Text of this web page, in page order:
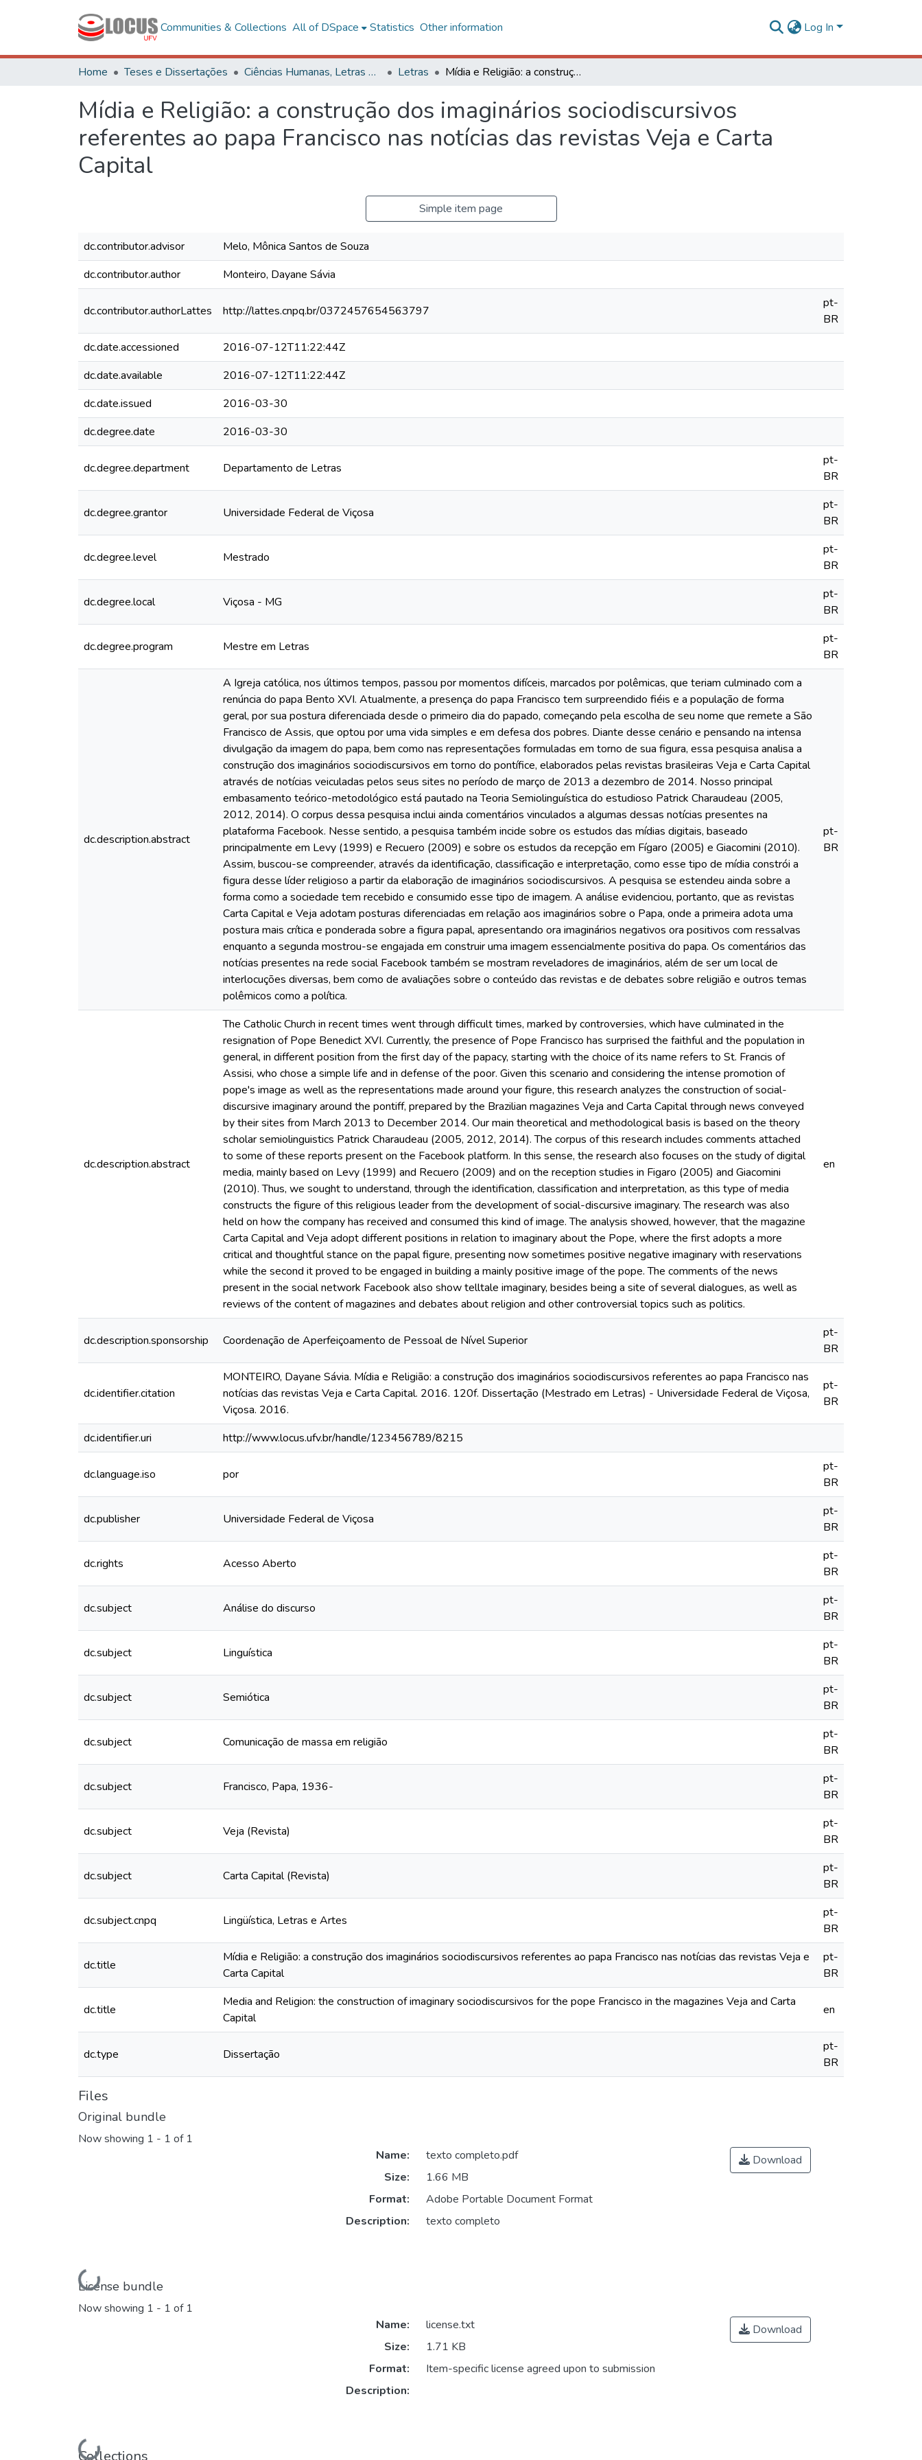
Communities & Collections All of DSpace Statistics Other information Log In
Home Teses e Dissertações Ciências Humanas, Letras e Artes Letras Mídia e Religião: a construção dos imaginários sociodiscursivos referentes ao papa Francisco nas notícias das revistas Veja e Carta Capital
Mídia e Religião: a construção dos imaginários sociodiscursivos
referentes ao papa Francisco nas notícias das revistas Veja e Carta
Capital
Simple item page
dc.contributor.advisor
Melo, Mônica Santos de Souza
dc.contributor.author
Monteiro, Dayane Sávia
dc.contributor.authorLattes http://lattes.cnpq.br/0372457654563797
pt-
BR
dc.date.accessioned
2016-07-12T11:22:44Z
dc.date.available
2016-07-12T11:22:44Z
dc.date.issued
2016-03-30
dc.degree.date
2016-03-30
dc.degree.department Departamento de Letras
pt-
BR
dc.degree.grantor Universidade Federal de Viçosa
pt-
BR
dc.degree.level Mestrado
pt-
BR
dc.degree.local Viçosa - MG
pt-
BR
dc.degree.program Mestre em Letras
pt-
BR
dc.description.abstract
A Igreja católica, nos últimos tempos, passou por momentos difíceis, marcados por polêmicas, que teriam culminado com a
renúncia do papa Bento XVI. Atualmente, a presença do papa Francisco tem surpreendido fiéis e a população de forma
geral, por sua postura diferenciada desde o primeiro dia do papado, começando pela escolha de seu nome que remete a São
Francisco de Assis, que optou por uma vida simples e em defesa dos pobres. Diante desse cenário e pensando na intensa
divulgação da imagem do papa, bem como nas representações formuladas em torno de sua figura, essa pesquisa analisa a
construção dos imaginários sociodiscursivos em torno do pontífice, elaborados pelas revistas brasileiras Veja e Carta Capital
através de notícias veiculadas pelos seus sites no período de março de 2013 a dezembro de 2014. Nosso principal
embasamento teórico-metodológico está pautado na Teoria Semiolinguística do estudioso Patrick Charaudeau (2005,
2012, 2014). O corpus dessa pesquisa inclui ainda comentários vinculados a algumas dessas notícias presentes na
plataforma Facebook. Nesse sentido, a pesquisa também incide sobre os estudos das mídias digitais, baseado
principalmente em Levy (1999) e Recuero (2009) e sobre os estudos da recepção em Fígaro (2005) e Giacomini (2010).
Assim, buscou-se compreender, através da identificação, classificação e interpretação, como esse tipo de mídia constrói a
figura desse líder religioso a partir da elaboração de imaginários sociodiscursivos. A pesquisa se estendeu ainda sobre a
forma como a sociedade tem recebido e consumido esse tipo de imagem. A análise evidenciou, portanto, que as revistas
Carta Capital e Veja adotam posturas diferenciadas em relação aos imaginários sobre o Papa, onde a primeira adota uma
postura mais crítica e ponderada sobre a figura papal, apresentando ora imaginários negativos ora positivos com ressalvas
enquanto a segunda mostrou-se engajada em construir uma imagem essencialmente positiva do papa. Os comentários das
notícias presentes na rede social Facebook também se mostram reveladores de imaginários, além de ser um local de
interlocuções diversas, bem como de avaliações sobre o conteúdo das revistas e de debates sobre religião e outros temas
polêmicos como a política.
pt-
BR
dc.description.abstract
The Catholic Church in recent times went through difficult times, marked by controversies, which have culminated in the
resignation of Pope Benedict XVI. Currently, the presence of Pope Francisco has surprised the faithful and the population in
general, in different position from the first day of the papacy, starting with the choice of its name refers to St. Francis of
Assisi, who chose a simple life and in defense of the poor. Given this scenario and considering the intense promotion of
pope's image as well as the representations made around your figure, this research analyzes the construction of social-
discursive imaginary around the pontiff, prepared by the Brazilian magazines Veja and Carta Capital through news conveyed
by their sites from March 2013 to December 2014. Our main theoretical and methodological basis is based on the theory
scholar semiolinguistics Patrick Charaudeau (2005, 2012, 2014). The corpus of this research includes comments attached
to some of these reports present on the Facebook platform. In this sense, the research also focuses on the study of digital
media, mainly based on Levy (1999) and Recuero (2009) and on the reception studies in Figaro (2005) and Giacomini
(2010). Thus, we sought to understand, through the identification, classification and interpretation, as this type of media
constructs the figure of this religious leader from the development of social-discursive imaginary. The research was also
held on how the company has received and consumed this kind of image. The analysis showed, however, that the magazine
Carta Capital and Veja adopt different positions in relation to imaginary about the Pope, where the first adopts a more
critical and thoughtful stance on the papal figure, presenting now sometimes positive negative imaginary with reservations
while the second it proved to be engaged in building a mainly positive image of the pope. The comments of the news
present in the social network Facebook also show telltale imaginary, besides being a site of several dialogues, as well as
reviews of the content of magazines and debates about religion and other controversial topics such as politics.
en
dc.description.sponsorship Coordenação de Aperfeiçoamento de Pessoal de Nível Superior
pt-
BR
dc.identifier.citation
MONTEIRO, Dayane Sávia. Mídia e Religião: a construção dos imaginários sociodiscursivos referentes ao papa Francisco nas
notícias das revistas Veja e Carta Capital. 2016. 120f. Dissertação (Mestrado em Letras) - Universidade Federal de Viçosa,
Viçosa. 2016.
pt-
BR
dc.identifier.uri http://www.locus.ufv.br/handle/123456789/8215
dc.language.iso por
pt-
BR
dc.publisher Universidade Federal de Viçosa
pt-
BR
dc.rights Acesso Aberto
pt-
BR
dc.subject Análise do discurso
pt-
BR
dc.subject Linguística
pt-
BR
dc.subject Semiótica
pt-
BR
dc.subject Comunicação de massa em religião
pt-
BR
dc.subject Francisco, Papa, 1936-
pt-
BR
dc.subject Veja (Revista)
pt-
BR
dc.subject Carta Capital (Revista)
pt-
BR
dc.subject.cnpq Lingüística, Letras e Artes
pt-
BR
dc.title
Mídia e Religião: a construção dos imaginários sociodiscursivos referentes ao papa Francisco nas notícias das revistas Veja e
Carta Capital
pt-
BR
dc.title
Media and Religion: the construction of imaginary sociodiscursivos for the pope Francisco in the magazines Veja and Carta
Capital
en
dc.type Dissertação
pt-
BR
Files
Original bundle
Now showing 1 - 1 of 1
Loading...
Name:
texto completo.pdf
Size:
1.66 MB
Format:
Adobe Portable Document Format
Description:
texto completo
Download
License bundle
Now showing 1 - 1 of 1
Loading...
Name:
license.txt
Size:
1.71 KB
Format:
Item-specific license agreed upon to submission
Description:
Download
Collections